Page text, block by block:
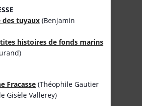
des tuyaux (Benjamin
histoires de fonds marins
Fracasse (Théophile Gautier
Gisèle Vallerey)